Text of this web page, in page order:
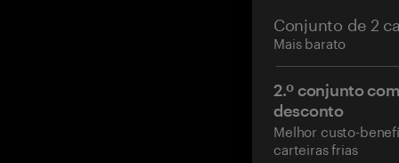
Conjunto de 2
Mais barato
2.º conjunto
desconto
Melhor custo-
carteiras frias